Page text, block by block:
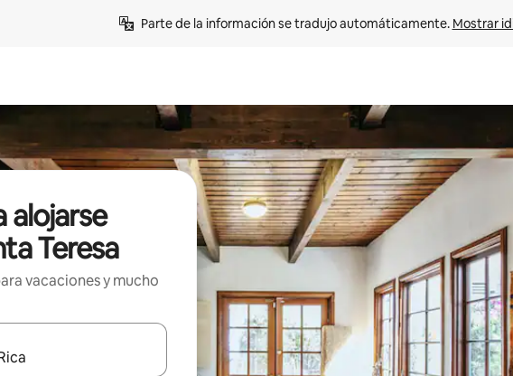
Parte de la información se tradujo automáticamente. Mostrar
alojarse
Teresa
vacaciones y mucho
disponibles, navegá con las teclas de flecha hacia arriba y hacia abajo o explorá